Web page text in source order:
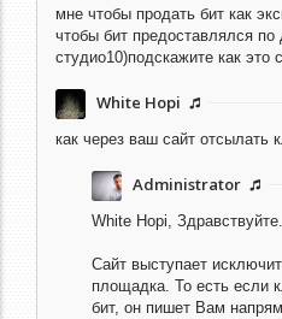
мне чтобы продать бит как
чтобы бит предоставлялся
студио10)подскажите как это
White Hopi
как через ваш сайт отсылать
Administrator
White Hopi, Здравствуйте.
Сайт выступает
площадка. То есть если
бит, он пишет Вам